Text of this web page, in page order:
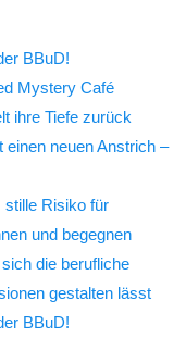
BBuD!
Mystery Café
ihre Tiefe zurück
neuen Anstrich –
Risiko für
und begegnen
die berufliche
gestalten lässt
BBuD!